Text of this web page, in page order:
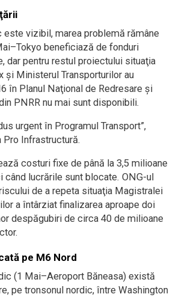
este vizibil, marea problemă rămâne
beneficiază de fonduri
dar pentru restul proiectului situaţia
şi Ministerul Transporturilor au
în Planul Naţional de Redresare şi
PNRR nu mai sunt disponibili.
urgent în Programul Transport”,
Infrastructură.
costuri fixe de până la 3,5 milioane
când lucrările sunt blocate. ONG-ul
de a repeta situaţia Magistralei
a întârziat finalizarea aproape doi
despăgubiri de circa 40 de milioane
pe M6 Nord
(1 Mai–Aeroport Băneasa) există
pe tronsonul nordic, între Washington